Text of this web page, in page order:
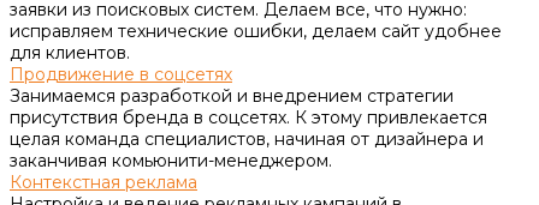
заявки из поисковых систем. Делаем все, что нужно:
исправляем технические ошибки, делаем сайт удобнее
для клиентов.
Продвижение в соцсетях
Занимаемся разработкой и внедрением стратегии
присутствия бренда в соцсетях. К этому привлекается
целая команда специалистов, начиная от дизайнера и
заканчивая комьюнити-менеджером.
Контекстная реклама